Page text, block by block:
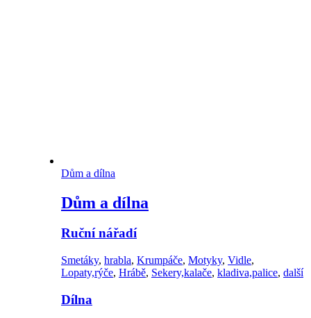
Dům a dílna
Dům a dílna
Ruční nářadí
Smetáky, hrabla, Krumpáče, Motyky, Vidle,
Lopaty,rýče, Hrábě, Sekery,kalače, kladiva,palice, další
Dílna